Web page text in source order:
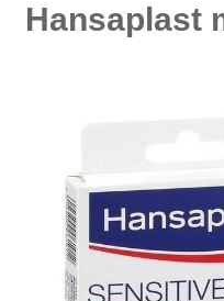
Hansaplast